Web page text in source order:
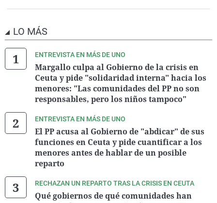
LO MÁS
ENTREVISTA EN MÁS DE UNO
Margallo culpa al Gobierno de la crisis en
Ceuta y pide "solidaridad interna" hacia los
menores: "Las comunidades del PP no son
responsables, pero los niños tampoco"
ENTREVISTA EN MÁS DE UNO
El PP acusa al Gobierno de "abdicar" de sus
funciones en Ceuta y pide cuantificar a los
menores antes de hablar de un posible
reparto
RECHAZAN UN REPARTO TRAS LA CRISIS EN CEUTA
Qué gobiernos de qué comunidades han